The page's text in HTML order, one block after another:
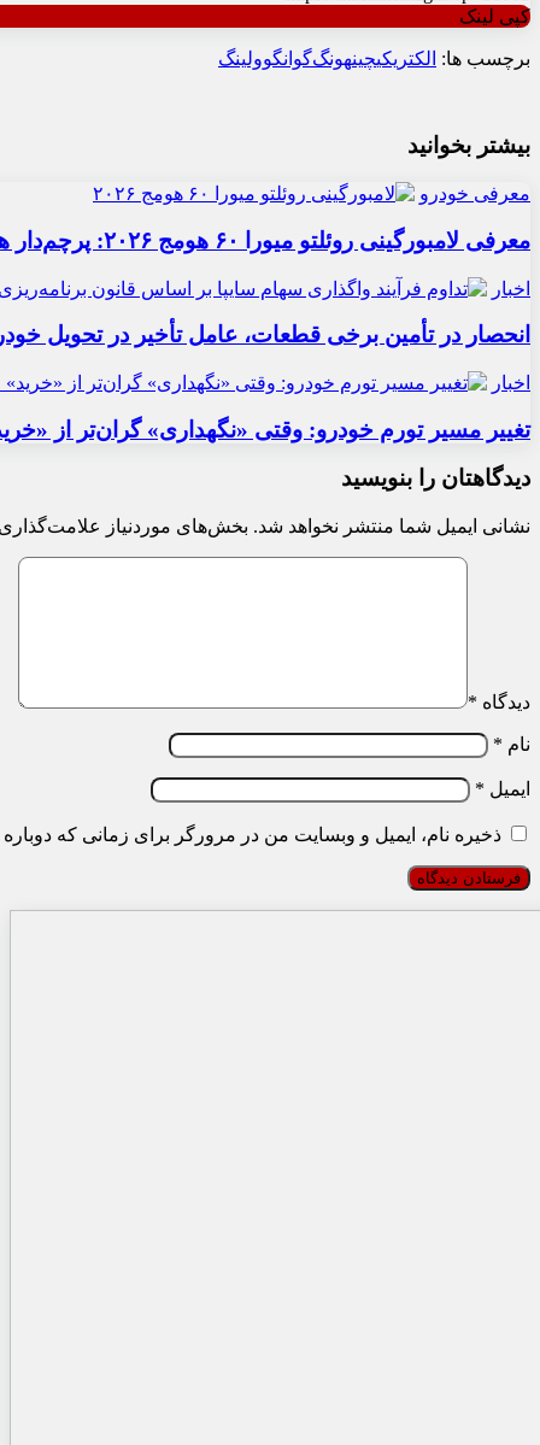
کپی لینک
برچسب ها: الکتریکیچینهونگ‌گوانگوولینگ
بیشتر بخوانید
معرفی خودرو
معرفی لامبورگینی روئلتو میورا ۶۰ هومج ۲۰۲۶: پرچم‌دار هیبریدی
اخبار
انحصار در تأمین برخی قطعات، عامل تأخیر در تحویل
اخبار
تغییر مسیر تورم خودرو: وقتی «نگهداری» گران‌تر از
دیدگاهتان را بنویسید
نشانی ایمیل شما منتشر نخواهد شد. بخش‌های موردنیاز
دیدگاه *
نام *
ایمیل *
ذخیره نام، ایمیل و وبسایت من در مرورگر برای زمانی که